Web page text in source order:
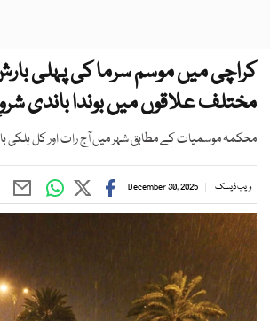
کراچی میں موسم سرما کی پہلی
مختلف علاقوں میں بوندا باندی
محکمہ موسمیات کے مطابق شہر میں آج رات اور کل ہلکی
ویب ڈیسک December 30, 2025